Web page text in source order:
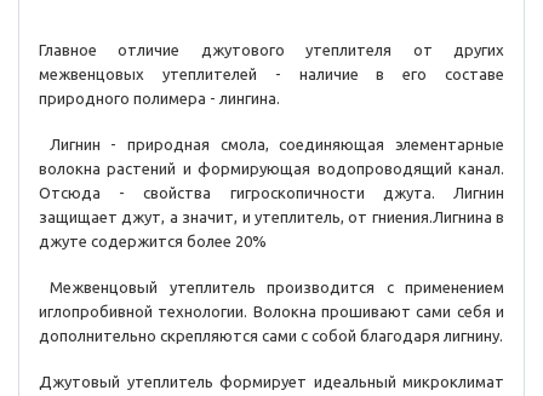
Главное отличие джутового утеплителя от других
межвенцовых утеплителей - наличие в его составе
природного полимера - лингина.
Лигнин - природная смола, соединяющая элементарные
волокна растений и формирующая водопроводящий канал.
Отсюда - свойства гигроскопичности джута. Лигнин
защищает джут, а значит, и утеплитель, от гниения.Лигнина в
джуте содержится более 20%
Межвенцовый утеплитель производится с применением
иглопробивной технологии. Волокна прошивают сами себя и
дополнительно скрепляются сами с собой благодаря лигнину.
Джутовый утеплитель формирует идеальный микроклимат